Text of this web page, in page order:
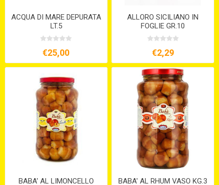
ACQUA DI MARE DEPURATA
LT.5
€25,00
ALLORO SICILIANO IN
FOGLIE GR.10
€2,29
BABA' AL LIMONCELLO
BABA' AL RHUM VASO KG.3